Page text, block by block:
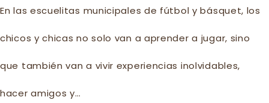
En las escuelitas municipales de fútbol y básquet, los
chicos y chicas no solo van a aprender a jugar, sino
que también van a vivir experiencias inolvidables,
hacer amigos y…